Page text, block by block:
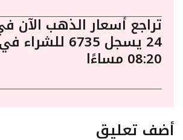
تراجع أسعار الذهب الآن
24 يسجل 6735
08:20 مساءًا
أضف تعليق